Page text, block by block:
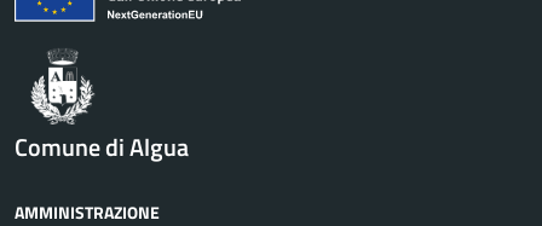
Comune di Algua
AMMINISTRAZIONE